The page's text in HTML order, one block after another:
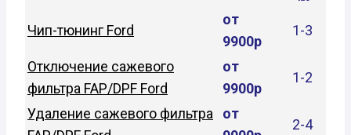
Чип-тюнинг Ford
от
9900р
1-3
Отключение сажевого
фильтра FAP/DPF Ford
от
9900р
1-2
Удаление сажевого фильтра
от
2-4